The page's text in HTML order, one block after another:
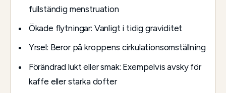
fullständig menstruation
Ökade flytningar: Vanligt i tidig graviditet
Yrsel: Beror på kroppens cirkulationsomställning
Förändrad lukt eller smak: Exempelvis avsky för
kaffe eller starka dofter